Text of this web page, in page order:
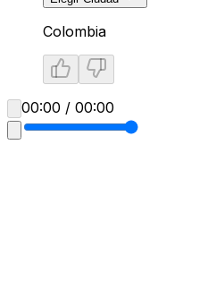
Colombia
00:00 / 00:00